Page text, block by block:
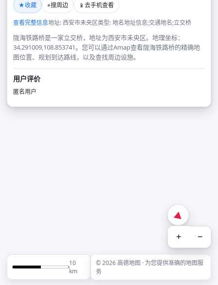
★收藏 ⌖搜周边 📱 去手机查看
查看完整信息地址: 西安市未央区类型: 地名地址信息;交通地名;立交桥
陇海铁路桥是一家立交桥，地址为西安市未央区。地理坐标：
34.291009,108.853741。您可以通过Amap查看陇海铁路桥的精确地
图位置、规划到达路线，以及查找周边设施。
用户评价
匿名用户
+ −
10
km
© 2026 高德地图 · 为您提供准确的地图服
务